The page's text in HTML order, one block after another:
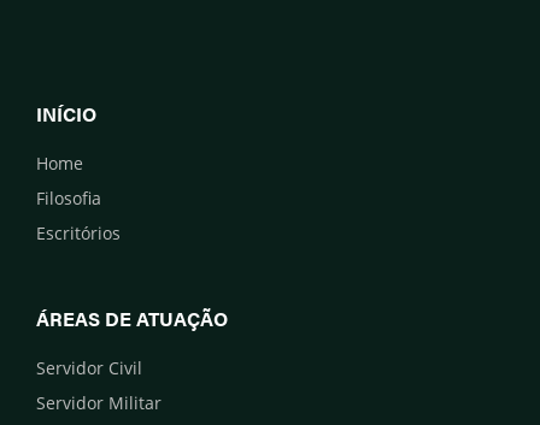
INÍCIO
Home
Filosofia
Escritórios
ÁREAS DE ATUAÇÃO
Servidor Civil
Servidor Militar